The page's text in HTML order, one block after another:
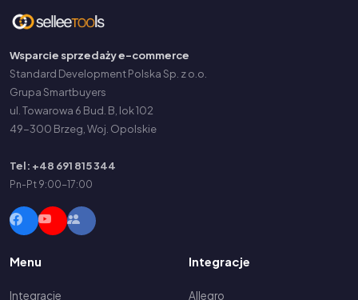
Wsparcie sprzedaży e-commerce
Standard Development Polska Sp. z o.o.
Grupa Smartbuyers
ul. Towarowa 6 Bud. B, lok 102
49-300 Brzeg, Woj. Opolskie
Tel: +48 691 815 344
Pn-Pt 9:00-17:00
Menu
Integracje
Integracje
Allegro